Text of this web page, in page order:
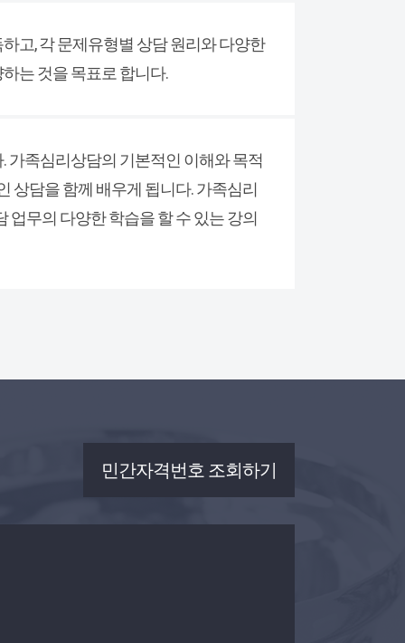
고, 각 문제유형별 상담 원리와 다양한
는 것을 목표로 합니다.
가족심리상담의 기본적인 이해와 목적
상담을 함께 배우게 됩니다. 가족심리
무의 다양한 학습을 할 수 있는 강의
민간자격번호 조회하기